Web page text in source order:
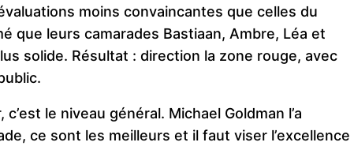
moins convaincantes que celles du
que leurs camarades Bastiaan, Ambre, Léa et
solide. Résultat : direction la zone rouge, avec
le niveau général. Michael Goldman l’a
ce sont les meilleurs et il faut viser l’excellence